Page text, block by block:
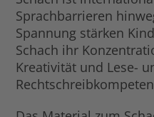
Sprachbarrieren
Spannung stärken
Schach ihr
Kreativität und Lese-